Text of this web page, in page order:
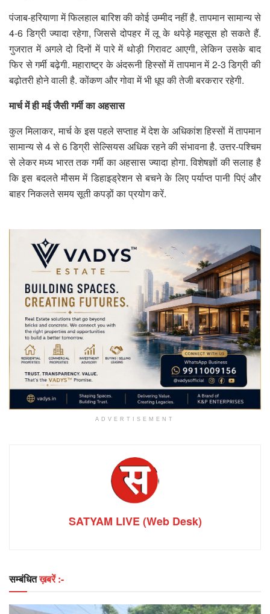
पंजाब-हरियाणा में फिलहाल बारिश की कोई उम्मीद नहीं है. तापमान सामान्य से
4-6 डिग्री ज्यादा रहेगा, जिससे दोपहर में लू के थपेड़े महसूस हो सकते हैं.
गुजरात में अगले दो दिनों में पारे में थोड़ी गिरावट आएगी, लेकिन उसके बाद
फिर से गर्मी बढ़ेगी. महाराष्ट्र के अंदरूनी हिस्सों में तापमान में 2-3 डिग्री की
बढ़ोतरी होने वाली है. कोंकण और गोवा में भी धूप की तेजी बरकरार रहेगी.
मार्च में ही मई जैसी गर्मी का अहसास
कुल मिलाकर, मार्च के इस पहले सप्ताह में देश के अधिकांश हिस्सों में तापमान
सामान्य से 4 से 6 डिग्री सेल्सियस अधिक रहने की संभावना है. उत्तर-पश्चिम
से लेकर मध्य भारत तक गर्मी का अहसास ज्यादा होगा. विशेषज्ञों की सलाह है
कि इस बदलते मौसम में डिहाइड्रेशन से बचने के लिए पर्याप्त पानी पिएं और
बाहर निकलते समय सूती कपड़ों का प्रयोग करें.
ADVERTISEMENT
SATYAM LIVE (Web Desk)
सम्बंधितख़बरें :-